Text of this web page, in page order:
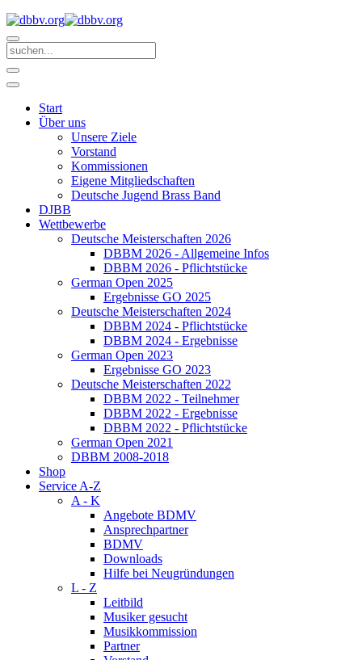
Start
Über uns
Unsere Ziele
Vorstand
Kommissionen
Eigene Mitgliedschaften
Deutsche Jugend Brass Band
DJBB
Wettbewerbe
Deutsche Meisterschaften 2026
DBBM 2026 - Allgemeine Infos
DBBM 2026 - Pflichtstücke
German Open 2025
Ergebnisse GO 2025
Deutsche Meisterschaften 2024
DBBM 2024 - Pflichtstücke
DBBM 2024 - Ergebnisse
German Open 2023
Ergebnisse GO 2023
Deutsche Meisterschaften 2022
DBBM 2022 - Teilnehmer
DBBM 2022 - Ergebnisse
DBBM 2022 - Pflichtstücke
German Open 2021
DBBM 2008-2018
Shop
Service A-Z
A - K
Angebote BDMV
Ansprechpartner
BDMV
Downloads
Hilfe bei Neugründungen
L - Z
Leitbild
Musiker gesucht
Musikkommission
Partner